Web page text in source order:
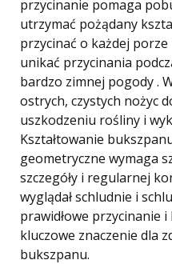
przycinanie pomaga
utrzymać pożądany
przycinać o każdej
unikać przycinania
bardzo zimnej pogody .
ostrych, czystych nożyc
uszkodzeniu rośliny i
Kształtowanie
geometryczne wymaga
szczegóły i regularnej
wyglądał schludnie i
prawidłowe przycinanie
kluczowe znaczenie dla
bukszpanu.